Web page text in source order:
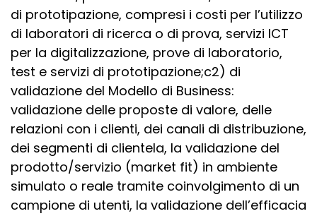
di prototipazione, compresi i costi per l’utilizzo
di laboratori di ricerca o di prova, servizi ICT
per la digitalizzazione, prove di laboratorio,
test e servizi di prototipazione;c2) di
validazione del Modello di Business:
validazione delle proposte di valore, delle
relazioni con i clienti, dei canali di distribuzione,
dei segmenti di clientela, la validazione del
prodotto/servizio (market fit) in ambiente
simulato o reale tramite coinvolgimento di un
campione di utenti, la validazione dell’efficacia